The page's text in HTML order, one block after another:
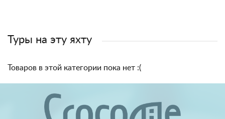
Туры на эту яхту
Товаров в этой категории пока нет :(